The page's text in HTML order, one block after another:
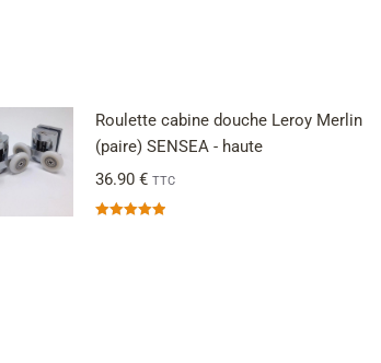
Roulette cabine douche Leroy Merlin
(paire) SENSEA - haute
36.90 € TTC